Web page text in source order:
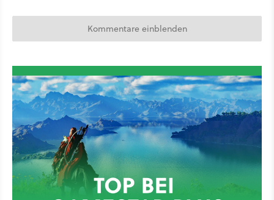
Kommentare einblenden